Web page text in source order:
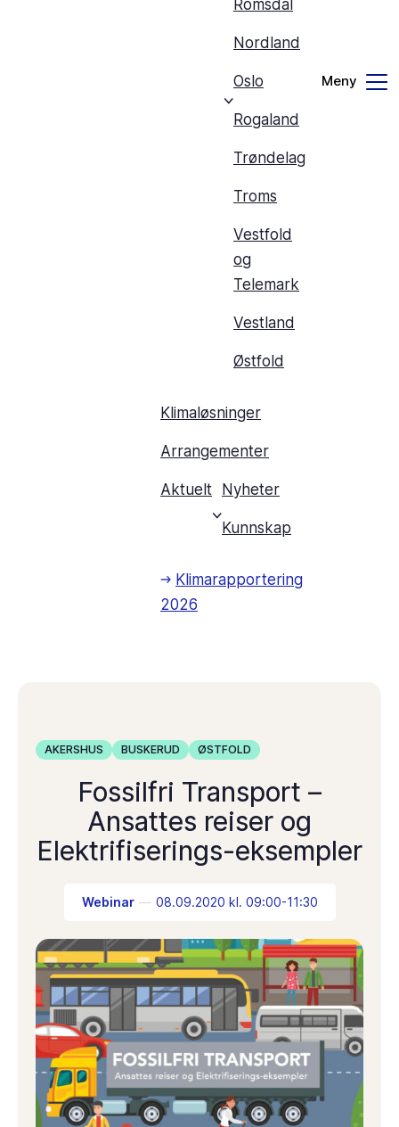
Romsdal
Nordland
Oslo
Rogaland
Trøndelag
Troms
Vestfold
og
Telemark
Vestland
Østfold
Klimaløsninger
Arrangementer
Aktuelt Nyheter
Kunnskap
Klimarapportering
2026
AKERSHUS BUSKERUD ØSTFOLD
Fossilfri Transport –
Ansattes reiser og
Elektrifiserings-eksempler
Webinar 08.09.2020 kl. 09:00-11:30